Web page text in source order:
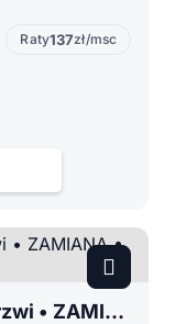
Raty137zł/msc
Kia Ceed 1.4 • benzyna • 5 drzwi • ZAMIANA • 2012 • z Niemiec